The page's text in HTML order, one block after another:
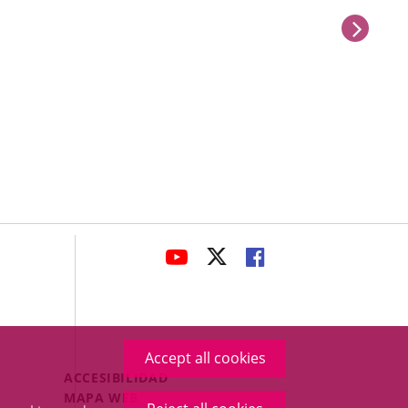
Accept all cookies
next
LINK
APPLICATION.
LINK
APPLICATION.
LINK
APPLICATION.
Menú
Legal
ACCESIBILIDAD
MAPA WEB